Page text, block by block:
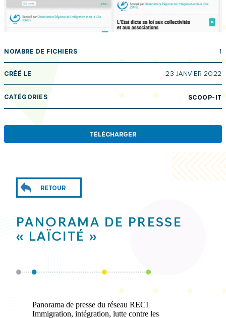
NOMBRE DE FICHIERS 1
CRÉÉ LE 23 JANVIER 2022
CATÉGORIES SCOOP-IT
TÉLÉCHARGER
RETOUR
PANORAMA DE PRESSE
« LAÏCITÉ »